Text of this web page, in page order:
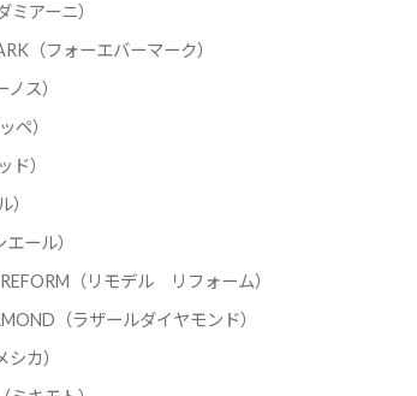
アーニ）
（フォーエバーマーク）
ス）
ペ）
ド）
）
ール）
（リモデル リフォーム）
（ラザールダイヤモンド）
カ）